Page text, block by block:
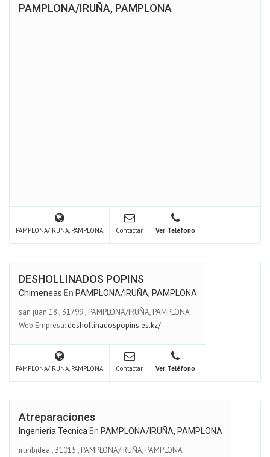
PAMPLONA/IRUÑA, PAMPLONA
PAMPLONA/IRUÑA, PAMPLONA Contactar Ver Teléfono
DESHOLLINADOS POPINS
Chimeneas En PAMPLONA/IRUÑA, PAMPLONA
san juan 18 , 31799, PAMPLONA/IRUÑA, PAMPLONA
Web Empresa: deshollinadospopins.es.kz/
PAMPLONA/IRUÑA, PAMPLONA Contactar Ver Teléfono
Atreparaciones
Ingenieria Tecnica En PAMPLONA/IRUÑA, PAMPLONA
irunbidea , 31015 , PAMPLONA/IRUÑA, PAMPLONA